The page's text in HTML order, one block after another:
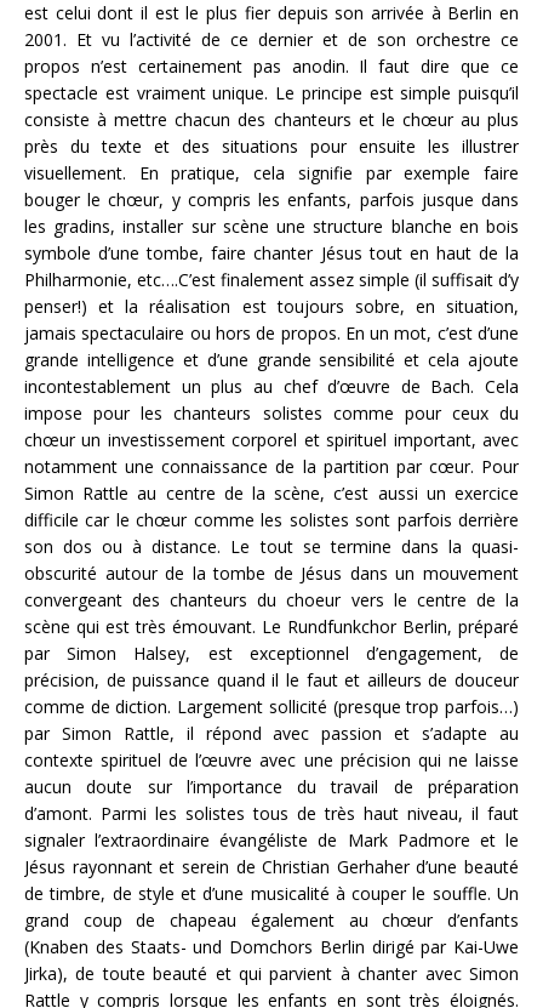
est celui dont il est le plus fier depuis son arrivée à Berlin en
2001. Et vu l’activité de ce dernier et de son orchestre ce
propos n’est certainement pas anodin. Il faut dire que ce
spectacle est vraiment unique. Le principe est simple puisqu’il
consiste à mettre chacun des chanteurs et le chœur au plus
près du texte et des situations pour ensuite les illustrer
visuellement. En pratique, cela signifie par exemple faire
bouger le chœur, y compris les enfants, parfois jusque dans
les gradins, installer sur scène une structure blanche en bois
symbole d’une tombe, faire chanter Jésus tout en haut de la
Philharmonie, etc….C’est finalement assez simple (il suffisait d’y
penser!) et la réalisation est toujours sobre, en situation,
jamais spectaculaire ou hors de propos. En un mot, c’est d’une
grande intelligence et d’une grande sensibilité et cela ajoute
incontestablement un plus au chef d’œuvre de Bach. Cela
impose pour les chanteurs solistes comme pour ceux du
chœur un investissement corporel et spirituel important, avec
notamment une connaissance de la partition par cœur. Pour
Simon Rattle au centre de la scène, c’est aussi un exercice
difficile car le chœur comme les solistes sont parfois derrière
son dos ou à distance. Le tout se termine dans la quasi-
obscurité autour de la tombe de Jésus dans un mouvement
convergeant des chanteurs du choeur vers le centre de la
scène qui est très émouvant. Le Rundfunkchor Berlin, préparé
par Simon Halsey, est exceptionnel d’engagement, de
précision, de puissance quand il le faut et ailleurs de douceur
comme de diction. Largement sollicité (presque trop parfois…)
par Simon Rattle, il répond avec passion et s’adapte au
contexte spirituel de l’œuvre avec une précision qui ne laisse
aucun doute sur l’importance du travail de préparation
d’amont. Parmi les solistes tous de très haut niveau, il faut
signaler l’extraordinaire évangéliste de Mark Padmore et le
Jésus rayonnant et serein de Christian Gerhaher d’une beauté
de timbre, de style et d’une musicalité à couper le souffle. Un
grand coup de chapeau également au chœur d’enfants
(Knaben des Staats- und Domchors Berlin dirigé par Kai-Uwe
Jirka), de toute beauté et qui parvient à chanter avec Simon
Rattle y compris lorsque les enfants en sont très éloignés.